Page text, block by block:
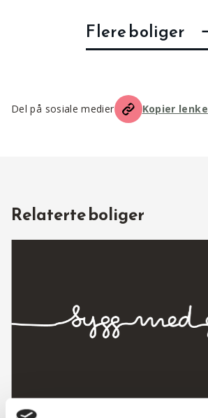
Flere boliger
Del på sosiale medier Kopier lenke
Relaterte boliger